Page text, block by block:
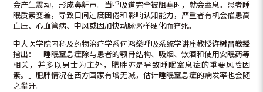
会产生震动，形成鼻鼾声。当呼吸道完全被阻塞时，就会窒息。患者睡
眠质素变差，导致日间过度困倦和影响认知能力，严重者有机会罹患高
血压、心血管病、中风或因加快动脉粥样硬化而猝死。
中大医学院内科及药物治疗学系何鸿燊呼吸系统学讲座教授许树昌教授
指出：「睡眠窒息症除与患者的颚骨结构、吸烟、饮酒和使用安眠药等
相关，并多以男士为主外，肥胖亦是导致睡眠窒息症的重要风险因
素。」肥胖情况在西方国家有增无减，估计睡眠窒息症的病发率也会随
之攀升。